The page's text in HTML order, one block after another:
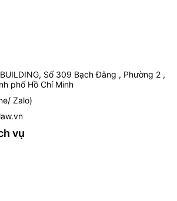
Số 309 Bạch Đằng , Phường 2 ,
phố Hồ Chí Minh
Zalo)
vụ